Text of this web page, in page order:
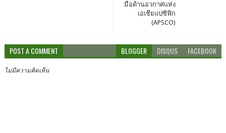
มือด้านอวกาศแห่ง
เอเชียแปซิฟิก
(APSCO)
POST A COMMENT BLOGGER DISQUS FACEBOOK
ไม่มีความคิดเห็น